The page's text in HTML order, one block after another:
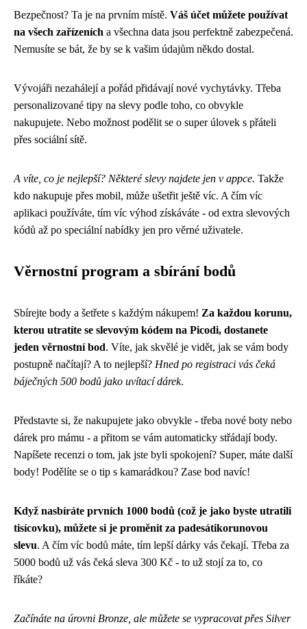
Bezpečnost? Ta je na prvním místě. Váš účet můžete používat
na všech zařízeních a všechna data jsou perfektně zabezpečená.
Nemusíte se bát, že by se k vašim údajům někdo dostal.
Vývojáři nezahálejí a pořád přidávají nové vychytávky. Třeba
personalizované tipy na slevy podle toho, co obvykle
nakupujete. Nebo možnost podělit se o super úlovek s přáteli
přes sociální sítě.
A víte, co je nejlepší? Některé slevy najdete jen v appce. Takže
kdo nakupuje přes mobil, může ušetřit ještě víc. A čím víc
aplikaci používáte, tím víc výhod získáváte - od extra slevových
kódů až po speciální nabídky jen pro věrné uživatele.
Věrnostní program a sbírání bodů
Sbírejte body a šetřete s každým nákupem! Za každou korunu,
kterou utratíte se slevovým kódem na Picodi, dostanete
jeden věrnostní bod. Víte, jak skvělé je vidět, jak se vám body
postupně načítají? A to nejlepší? Hned po registraci vás čeká
báječných 500 bodů jako uvítací dárek.
Představte si, že nakupujete jako obvykle - třeba nové boty nebo
dárek pro mámu - a přitom se vám automaticky střádají body.
Napíšete recenzi o tom, jak jste byli spokojení? Super, máte další
body! Podělíte se o tip s kamarádkou? Zase bod navíc!
Když nasbíráte prvních 1000 bodů (což je jako byste utratili
tisícovku), můžete si je proměnit za padesátikorunovou
slevu. A čím víc bodů máte, tím lepší dárky vás čekají. Třeba za
5000 bodů už vás čeká sleva 300 Kč - to už stojí za to, co
říkáte?
Začínáte na úrovni Bronze, ale můžete se vypracovat přes Silver